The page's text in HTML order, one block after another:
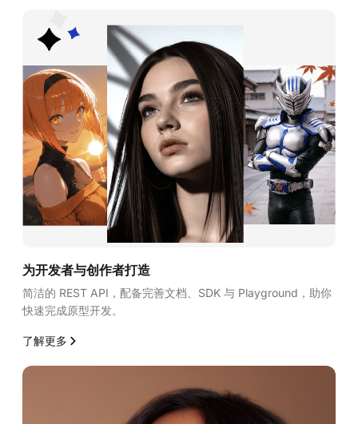
为开发者与创作者打造
简洁的 REST API，配备完善文档、SDK 与 Playground，助你
快速完成原型开发。
了解更多